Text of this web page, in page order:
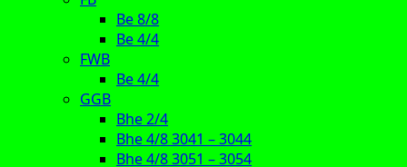
Be 8/8
Be 4/4
FWB
Be 4/4
GGB
Bhe 2/4
Bhe 4/8 3041 – 3044
Bhe 4/8 3051 – 3054